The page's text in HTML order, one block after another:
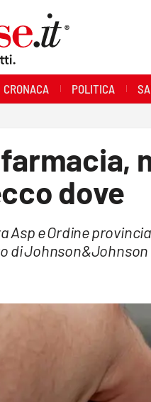
CRONACA POLITICA
dove
Asp e Ordine
di